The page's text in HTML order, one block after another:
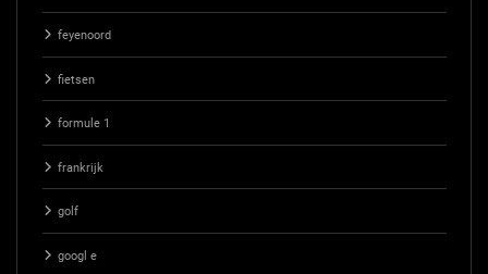
feyenoord
fietsen
formule 1
frankrijk
golf
googl e